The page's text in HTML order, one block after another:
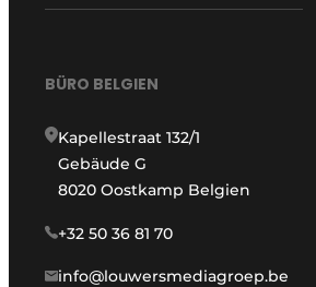
BÜRO BELGIEN
Kapellestraat 132/1
Gebäude G
8020 Oostkamp Belgien
+32 50 36 81 70
info@louwersmediagroep.be